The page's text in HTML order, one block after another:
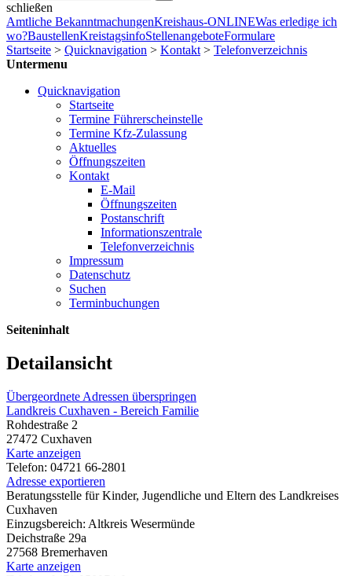
schließen
Amtliche BekanntmachungenKreishaus-ONLINEWas erledige ich
wo?BaustellenKreistagsinfoStellenangeboteFormulare
Startseite > Quicknavigation > Kontakt > Telefonverzeichnis
Untermenu
Quicknavigation
Startseite
Termine Führerscheinstelle
Termine Kfz-Zulassung
Aktuelles
Öffnungszeiten
Kontakt
E-Mail
Öffnungszeiten
Postanschrift
Informationszentrale
Telefonverzeichnis
Impressum
Datenschutz
Suchen
Terminbuchungen
Seiteninhalt
Detailansicht
Übergeordnete Adressen überspringen
Landkreis Cuxhaven - Bereich Familie
Rohdestraße 2
27472 Cuxhaven
Karte anzeigen
Telefon: 04721 66-2801
Adresse exportieren
Beratungsstelle für Kinder, Jugendliche und Eltern des Landkreises
Cuxhaven
Einzugsbereich: Altkreis Wesermünde
Deichstraße 29a
27568 Bremerhaven
Karte anzeigen